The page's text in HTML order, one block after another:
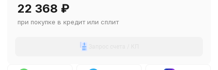
22 368 ₽
при покупке в кредит или сплит